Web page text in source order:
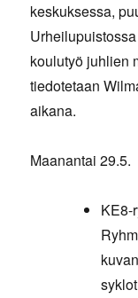
keskuksessa,
koulutyö juhlien
tiedotetaan
aikana.
Maanantai 29.5.
KE8-